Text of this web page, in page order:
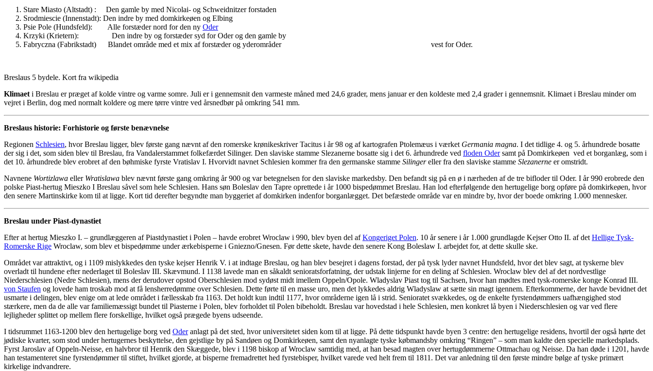
Stare Miasto (Altstadt) : Den gamle by med Nicolai- og Schweidnitzer forstaden
Srodmiescie (Innenstadt): Den indre by med domkirkeøen og Elbing
Psie Pole (Hundsfeld): Alle forstæder nord for den ny Oder
Krzyki (Krietern): Den indre by og forstæder syd for Oder og den gamle by
Fabryczna (Fabrikstadt) Blandet område med et mix af forstæder og yderområder vest for Oder.
Breslaus 5 bydele. Kort fra wikipedia
Klimaet i Breslau er præget af kolde vintre og varme somre. Juli er i gennemsnit den varmeste måned med 24,6 grader, mens januar er den koldeste med 2,4 grader i gennemsnit. Klimaet i Breslau minder om
vejret i Berlin, dog med normalt koldere og mere tørre vintre ved årsnedbør på omkring 541 mm.
Breslaus historie: Forhistorie og første benævnelse
Regionen Schlesien, hvor Breslau ligger, blev første gang nævnt af den romerske krønikeskriver Tacitus i år 98 og af kartografen Ptolemæus i værket Germania magna. I det tidlige 4. og 5. århundrede bosatte
der sig i det, som siden blev til Breslau, fra Vandalerstammet folkefærdet Silinger. Den slaviske stamme Slezanerne bosatte sig i det 6. århundrede ved floden Odersamt på Domkirkeøen ved et borganlæg, som i
det 10. århundrede blev erobret af den bøhmiske fyrste Vratislav I. Hvorvidt navnet Schlesien kommer fra den germanske stamme Silingereller fra den slaviske stamme Slezanerne er omstridt.
Navnene Wortizlawa eller Wratislawa blev nævnt første gang omkring år 900 og var betegnelsen for den slaviske markedsby. Den befandt sig på en ø i nærheden af de tre bifloder til Oder. I år 990 erobrede den
polske Piast-hertug Mieszko I Breslau såvel som hele Schlesien. Hans søn Boleslav den Tapre oprettede i år 1000 bispedømmet Breslau. Han lod efterfølgende den hertugelige borg opføre på domkirkeøen, hvor
den senere Martinskirke kom til at ligge. Kort tid derefter begyndte man byggeriet af domkirken indenfor borganlægget. Det befæstede område var en mindre by, hvor der boede omkring 1.000 mennesker.
Breslau under Piast-dynastiet
Efter at hertug Mieszko I. – grundlæggeren af Piastdynastiet i Polen – havde erobret Wroclaw i 990, blev byen del afKongeriget Polen. 10 år senere i år 1.000 grundlagde Kejser Otto II. af det Hellige Tysk-
Romerske Rige Wroclaw, som blev et bispedømme under ærkebisperne i Gniezno/Gnesen. Før dette skete, havde den senere Kong Boleslaw I. arbejdet for, at dette skulle ske.
Området var attraktivt, og i 1109 mislykkedes den tyske kejser Henrik V. i at indtage Breslau, og han blev besejret i dagens forstad, der på tysk lyder navnet Hundsfeld, hvor det blev sagt, at tyskerne blev
overladt til hundene efter nederlaget til Boleslav III. Skævmund. I 1138 lavede man en såkaldt senioratsforfatning, der udstak linjerne for en deling af Schlesien. Wroclaw blev del af det nordvestlige
Niederschlesien (Nedre Schlesien), mens der derudover opstod Oberschlesien mod sydøst midt imellem Oppeln/Opole. Wladyslav Piast tog til Sachsen, hvor han mødtes med tysk-romerske konge Konrad III.
von Staufen og lovede ham troskab mod at få lensherredømme over Schlesien. Dette førte til en masse uro, men det lykkedes aldrig Wladyslaw at sætte sin magt igennem. Efterkommerne, der havde bevidnet det
usmarte i delingen, blev enige om at lede området i fællesskab fra 1163. Det holdt kun indtil 1177, hvor områderne igen lå i strid. Senioratet svækkedes, og de enkelte fyrstendømmers uafhængighed stod
stærkere, men da de alle var familiemæssigt bundet til Piasterne i Polen, blev forholdet til Polen bibeholdt. Breslau var hovedstad i hele Schlesien, men konkret lå byen i Niederschlesien og var ved flere
lejligheder splittet op mellem flere forskellige, hvilket også prægede byens udseende.
I tidsrummet 1163-1200 blev den hertugelige borg ved Oderanlagt på det sted, hvor universitetet siden kom til at ligge. På dette tidspunkt havde byen 3 centre: den hertugelige residens, hvortil der også hørte det
jødiske kvarter, som stod under hertugernes beskyttelse, den gejstlige by på Sandøen og Domkirkeøen, samt den nyanlagte tyske købmandsby omkring “Ringen” – som man kaldte den specielle markedsplads.
Fyrst Jaroslav af Oppeln-Neisse, en halvbror til Henrik den Skæggede, blev i 1198 biskop af Wroclaw samtidig med, at han besad magten over hertugdømmerne Ottmachau og Neisse. Da han døde i 1201, havde
han testamenteret sine fyrstendømmer til stiftet, hvilket gjorde, at bisperne fremadrettet hed fyrstebisper, hvilket varede ved helt frem til 1811. Det var anledning til den første mindre bølge af tyske primært
kirkelige indvandrere.